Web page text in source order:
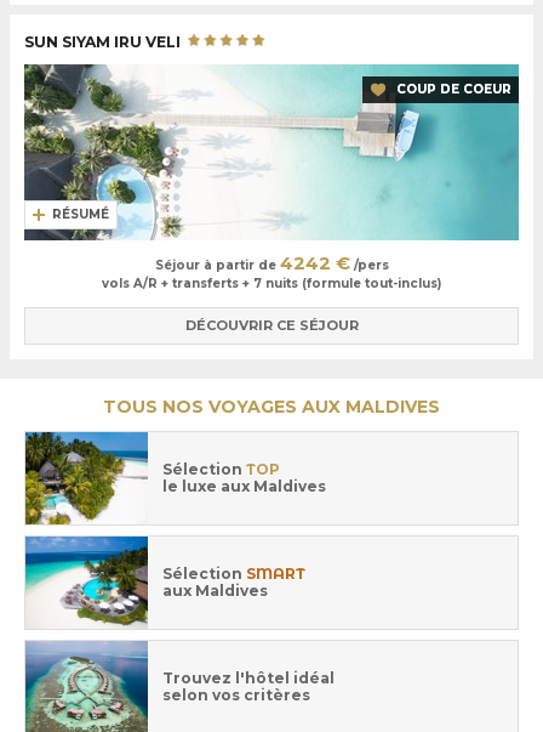
SUN SIYAM IRU VELI
COUP DE COEUR
RÉSUMÉ
Séjour à partir de 4242 €/pers
vols A/R + transferts + 7 nuits (formule tout-inclus)
DÉCOUVRIR CE SÉJOUR
TOUS NOS VOYAGES AUX MALDIVES
Sélection TOP
le luxe aux Maldives
Sélection SMART
aux Maldives
Trouvez l'hôtel idéal
selon vos critères